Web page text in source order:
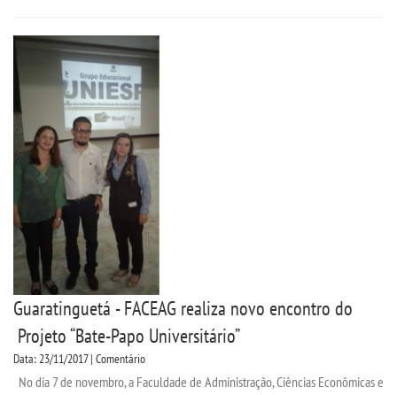
Guaratinguetá - FACEAG realiza novo encontro do
Projeto “Bate-Papo Universitário”
Data: 23/11/2017 | Comentário
No dia 7 de novembro, a Faculdade de Administração, Ciências Econômicas e